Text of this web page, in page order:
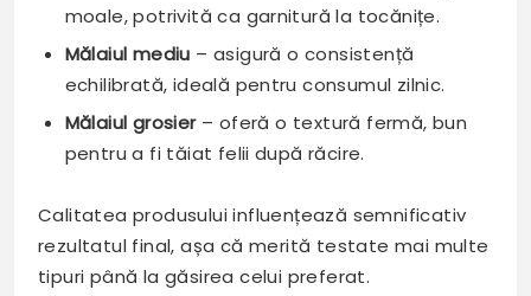
moale, potrivită ca garnitură la tocănițe.
Mălaiul mediu – asigură o consistență
echilibrată, ideală pentru consumul zilnic.
Mălaiul grosier– oferă o textură fermă, bun
pentru a fi tăiat felii după răcire.
Calitatea produsului influențează semnificativ
rezultatul final, așa că merită testate mai multe
tipuri până la găsirea celui preferat.